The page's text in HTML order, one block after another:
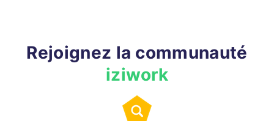
Rejoignez la communauté
iziwork